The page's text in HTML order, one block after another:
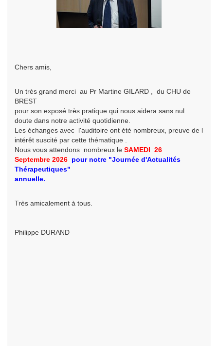
Chers amis,
Un très grand merci au Pr Martine GILARD , du CHU de
BREST
pour son exposé très pratique qui nous aidera sans nul
doute dans notre activité quotidienne.
Les échanges avec l'auditoire ont été nombreux, preuve de l
intérêt suscité par cette thématique .
Nous vous attendons nombreux le SAMEDI 26
Septembre 2026 pour notre "Journée d'Actualités
Thérapeutiques"
annuelle.
Très amicalement à tous.
Philippe DURAND